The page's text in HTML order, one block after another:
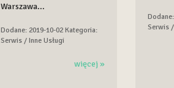
Warszawa...
Dodane: 2019-10-02 Kategoria:
Serwis / Inne Usługi
więcej »
Serwis